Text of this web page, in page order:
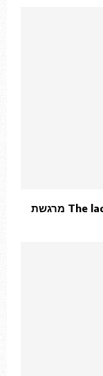
סאלי אן פרידלנד במופע המחול – The ladybird מרגשת